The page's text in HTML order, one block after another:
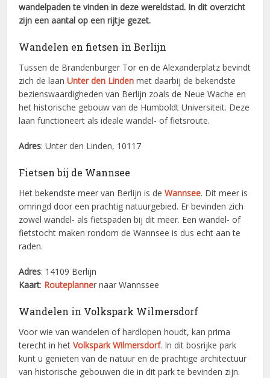
wandelpaden te vinden in deze wereldstad. In dit overzicht
zijn een aantal op een rijtje gezet.
Wandelen en fietsen in Berlijn
Tussen de Brandenburger Tor en de Alexanderplatz bevindt
zich de laan Unter den Linden met daarbij de bekendste
bezienswaardigheden van Berlijn zoals de Neue Wache en
het historische gebouw van de Humboldt Universiteit. Deze
laan functioneert als ideale wandel- of fietsroute.
Adres: Unter den Linden, 10117
Fietsen bij de Wannsee
Het bekendste meer van Berlijn is deWannsee. Dit meer is
omringd door een prachtig natuurgebied. Er bevinden zich
zowel wandel- als fietspaden bij dit meer. Een wandel- of
fietstocht maken rondom de Wannsee is dus echt aan te
raden.
Adres: 14109 Berlijn
Kaart: Routeplanner naar Wannssee
Wandelen in Volkspark Wilmersdorf
Voor wie van wandelen of hardlopen houdt, kan prima
terecht in hetVolkspark Wilmersdorf. In dit bosrijke park
kunt u genieten van de natuur en de prachtige architectuur
van historische gebouwen die in dit park te bevinden zijn.